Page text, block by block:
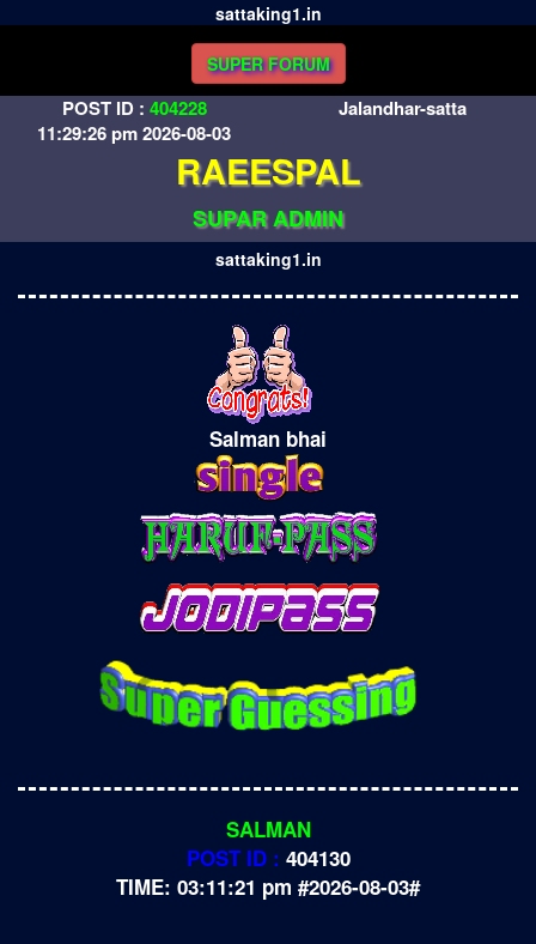
sattaking1.in
SUPER FORUM
POST ID : 404228
11:29:26 pm 2026-08-03
Jalandhar-satta
RAEESPAL
SUPAR ADMIN
sattaking1.in
Salman bhai
SALMAN
POST ID : 404130
TIME: 03:11:21 pm #2026-08-03#